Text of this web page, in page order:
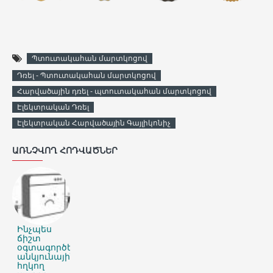
Պտուտակահան մարտկոցով
Դռել - Պտուտակահան մարտկոցով
Հարվածային դռել - պտուտակահան մարտկոցով
Էլեկտրական Դռել
Էլեկտրական Հարվածային Գայլիկոնիչ
ԱՌՆՉՎՈՂ ՀՈԴՎԱԾՆԵՐ
Ինչպես
ճիշտ
օգտագործել
անկյունային
հղկող